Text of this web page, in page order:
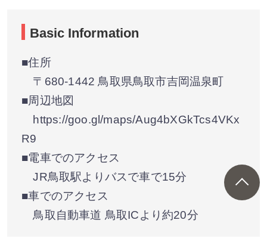
Basic Information
■住所
〒680-1442 鳥取県鳥取市吉岡温泉町
■周辺地図
https://goo.gl/maps/Aug4bXGkTcs4VKx
R9
■電車でのアクセス
JR鳥取駅よりバスで車で15分
■車でのアクセス
鳥取自動車道 鳥取ICより約20分